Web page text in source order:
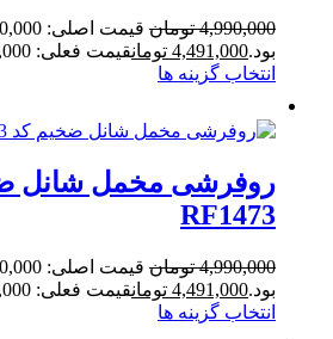
4,990,000 تومان
بود.4,491,000 تومانقیمت فعلی: 4,491,000 تومان.
انتخاب گزینه ها
روفرشی مخمل شانل
RF1473
4,990,000 تومان
بود.4,491,000 تومانقیمت فعلی: 4,491,000 تومان.
انتخاب گزینه ها